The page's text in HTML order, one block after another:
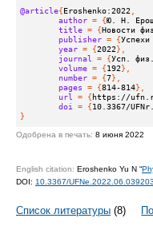
@article{Eroshenko:2022
author = {Ю. Н.
title = {Новости
publisher = {
year = {2022},
journal
= {Усп.
volume = {192},
number = {7},
pages = {814-814},
url
= {https://
doi
= {10.3367/
}
Одобрена в печать: 8 июня 2022
English citation: Eroshenko Yu N “
DOI: 10.3367/UFNe.2022.06.039203
Список литературы (8)